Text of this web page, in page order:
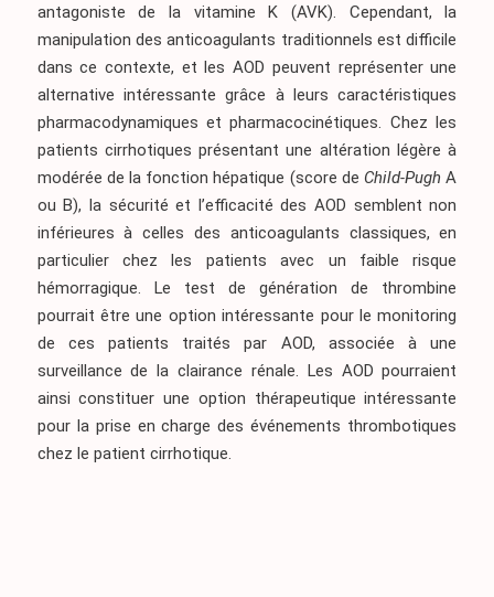
antagoniste de la vitamine K (AVK). Cependant, la
manipulation des anticoagulants traditionnels est difficile
dans ce contexte, et les AOD peuvent représenter une
alternative intéressante grâce à leurs caractéristiques
pharmacodynamiques et pharmacocinétiques. Chez les
patients cirrhotiques présentant une altération légère à
modérée de la fonction hépatique (score de Child-Pugh A
ou B), la sécurité et l’efficacité des AOD semblent non
inférieures à celles des anticoagulants classiques, en
particulier chez les patients avec un faible risque
hémorragique. Le test de génération de thrombine
pourrait être une option intéressante pour le monitoring
de ces patients traités par AOD, associée à une
surveillance de la clairance rénale. Les AOD pourraient
ainsi constituer une option thérapeutique intéressante
pour la prise en charge des événements thrombotiques
chez le patient cirrhotique.